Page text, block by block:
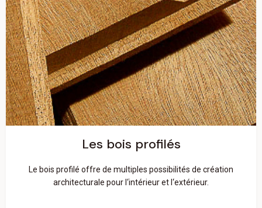
Les bois profilés
Le bois profilé offre de multiples possibilités de création
architecturale pour l‘intérieur et l‘extérieur.
Les bois profilés
En savoir plus